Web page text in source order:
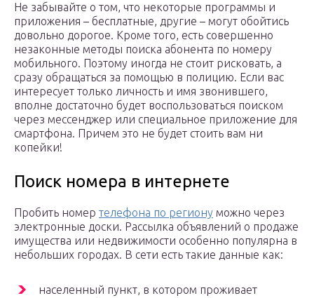
Не забывайте о том, что некоторые программы и
приложения – бесплатные, другие – могут обойтись
довольно дорогое. Кроме того, есть совершенно
незаконные методы поиска абонента по номеру
мобильного. Поэтому иногда не стоит рисковать, а
сразу обращаться за помощью в полицию. Если вас
интересует только личность и имя звонившего,
вполне достаточно будет воспользоваться поиском
через мессенджер или специальное приложение для
смартфона. Причем это не будет стоить вам ни
копейки!
Поиск номера в интернете
Пробить номер телефона по региону можно через
электронные доски. Рассылка объявлений о продаже
имущества или недвижимости особенно популярна в
небольших городах. В сети есть такие данные как:
населенный пункт, в котором проживает